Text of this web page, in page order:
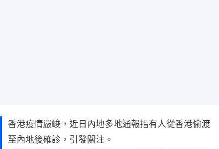
香港疫情嚴峻，近日內地多地通報指有人從香港偷渡
至內地後確診，引發關注。